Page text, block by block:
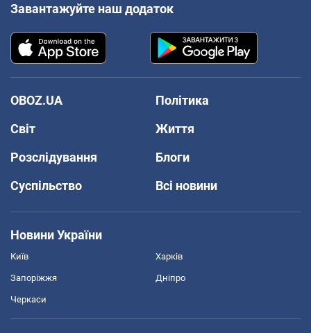
Завантажуйте наш додаток
OBOZ.UA
Політика
Світ
Життя
Розслідування
Блоги
Суспільство
Всі новини
Новини України
Київ Харків
Запоріжжя Дніпро
Черкаси